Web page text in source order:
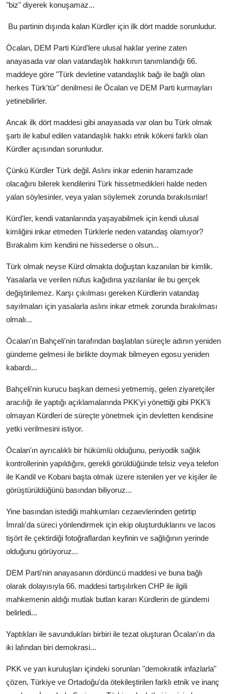
"biz" diyerek konuşamaz...
Bu partinin dışında kalan Kürdler için ilk dört madde sorunludur.
Öcalan, DEM Parti Kürd'lere ulusal haklar yerine zaten
anayasada var olan vatandaşlık hakkının tanımlandığı 66.
maddeye göre "Türk devletine vatandaşlık bağı ile bağlı olan
herkes Türk'tür" denilmesi ile Öcalan ve DEM Parti kurmayları
yetinebilirler.
Ancak ilk dört maddesi gibi anayasada var olan bu Türk olmak
şartı ile kabul edilen vatandaşlık hakkı etnik kökeni farklı olan
Kürdler açısından sorunludur.
Çünkü Kürdler Türk değil. Aslını inkar edenin haramzade
olacağını bilerek kendilerini Türk hissetmedikleri halde neden
yalan söylesinler, veya yalan söylemek zorunda bırakılsınlar!
Kürd'ler, kendi vatanlarında yaşayabilmek için kendi ulusal
kimliğini inkar etmeden Türklerle neden vatandaş olamıyor?
Bırakalım kim kendini ne hissederse o olsun...
Türk olmak neyse Kürd olmakta doğuştan kazanılan bir kimlik.
Yasalarla ve verilen nüfus kağıdına yazılanlar ile bu gerçek
değiştirilemez. Karşı çıkılması gereken Kürdlerin vatandaş
sayılmaları için yasalarla aslını inkar etmek zorunda bırakılması
olmalı...
Öcalan'ın Bahçeli'nin tarafından başlatılan süreçle adının yeniden
gündeme gelmesi ile birlikte doymak bilmeyen egosu yeniden
kabardı...
Bahçeli'nin kurucu başkan demesi yetmemiş, gelen ziyaretçiler
aracılığı ile yaptığı açıklamalarında PKK'yi yönettiği gibi PKK'li
olmayan Kürdleri de süreçte yönetmek için devletten kendisine
yetki verilmesini istiyor.
Öcalan'ın ayrıcalıklı bir hükümlü olduğunu, periyodik sağlık
kontrollerinin yapıldığını, gerekli görüldüğünde telsiz veya telefon
ile Kandil ve Kobani başta olmak üzere istenilen yer ve kişiler ile
görüştürüldüğünü basından biliyoruz...
Yine basından istediği mahkumları cezaevlerinden getirtip
İmralı'da süreci yönlendirmek için ekip oluşturduklarını ve lacos
tişört ile çektirdiği fotoğraflardan keyfinin ve sağlığının yerinde
olduğunu görüyoruz...
DEM Parti'nin anayasanın dördüncü maddesi ve buna bağlı
olarak dolayısıyla 66. maddesi tartışılırken CHP ile ilgili
mahkemenin aldığı mutlak butlan kararı Kürdlerin de gündemi
belirledi...
Yaptıkları ile savundukları birbiri ile tezat oluşturan Öcalan'ın da
iki lafından biri demokrasi...
PKK ve yan kuruluşları içindeki sorunları "demokratik infazlarla"
çözen, Türkiye ve Ortadoğu'da ötekileştirilen farklı etnik ve inanç